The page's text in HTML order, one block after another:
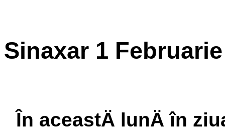
Sinaxar 1 Februarie
În aceastÄ lunÄ în